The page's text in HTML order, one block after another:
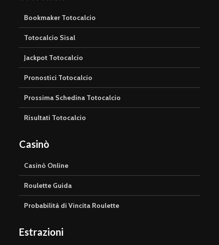
Bookmaker Totocalcio
Totocalcio Sisal
Jackpot Totocalcio
Pronostici Totocalcio
Prossima Schedina Totocalcio
Risultati Totocalcio
Casinò
Casinò Online
Roulette Guida
Probabilità di Vincita Roulette
Estrazioni